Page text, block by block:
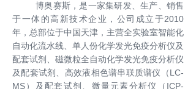
博奥赛斯，是一家集研发、生产、销售
于一体的高新技术企业，公司成立于2010
年，总部位于中国天津，主营全实验室智能化
自动化流水线、单人份化学发光免疫分析仪及
配套试剂、磁微粒全自动化学发光免疫分析仪
及配套试剂、高效液相色谱串联质谱仪（LC-
MS）及配套试剂、微量元素分析仪（ICP-